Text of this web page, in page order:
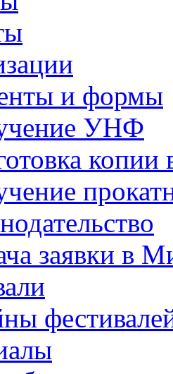
и формы
УНФ
копии
заявки в